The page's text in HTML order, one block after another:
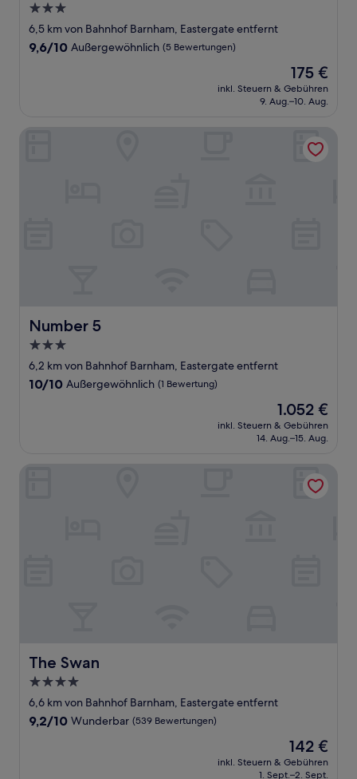
3.0-
Sterne-
Unterkunft
6,5 km von Bahnhof Barnham, Eastergate entfernt
9.6
9,6/10 Außergewöhnlich (5 Bewertungen)
Der
Preis
beträgt
175 €
inkl. Steuern & Gebühren
9. Aug.–10. Aug.
Number 5
Number 5
3.0-
Sterne-
Unterkunft
6,2 km von Bahnhof Barnham, Eastergate entfernt
10.0
10/10 Außergewöhnlich (1 Bewertung)
Der
Preis
beträgt
1.052 €
inkl. Steuern & Gebühren
14. Aug.–15. Aug.
The Swan
The Swan
4.0-
Sterne-
Unterkunft
6,6 km von Bahnhof Barnham, Eastergate entfernt
9.2
9,2/10 Wunderbar (539 Bewertungen)
Der
Preis
beträgt
142 €
inkl. Steuern & Gebühren
1. Sept.–2. Sept.